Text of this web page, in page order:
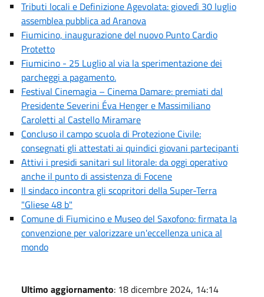
Tributi locali e Definizione Agevolata: giovedì 30 luglio
assemblea pubblica ad Aranova
Fiumicino, inaugurazione del nuovo Punto Cardio
Protetto
Fiumicino - 25 Luglio al via la sperimentazione dei
parcheggi a pagamento.
Festival Cinemagia – Cinema Damare: premiati dal
Presidente Severini Éva Henger e Massimiliano
Caroletti al Castello Miramare
Concluso il campo scuola di Protezione Civile:
consegnati gli attestati ai quindici giovani partecipanti
Attivi i presidi sanitari sul litorale: da oggi operativo
anche il punto di assistenza di Focene
Il sindaco incontra gli scopritori della Super-Terra
"Gliese 48 b"
Comune di Fiumicino e Museo del Saxofono: firmata la
convenzione per valorizzare un'eccellenza unica al
mondo
Ultimo aggiornamento: 18 dicembre 2024, 14:14